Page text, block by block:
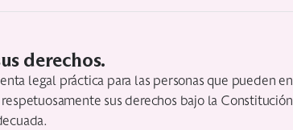
derechos.
legal práctica para las personas que pueden
sus derechos bajo la